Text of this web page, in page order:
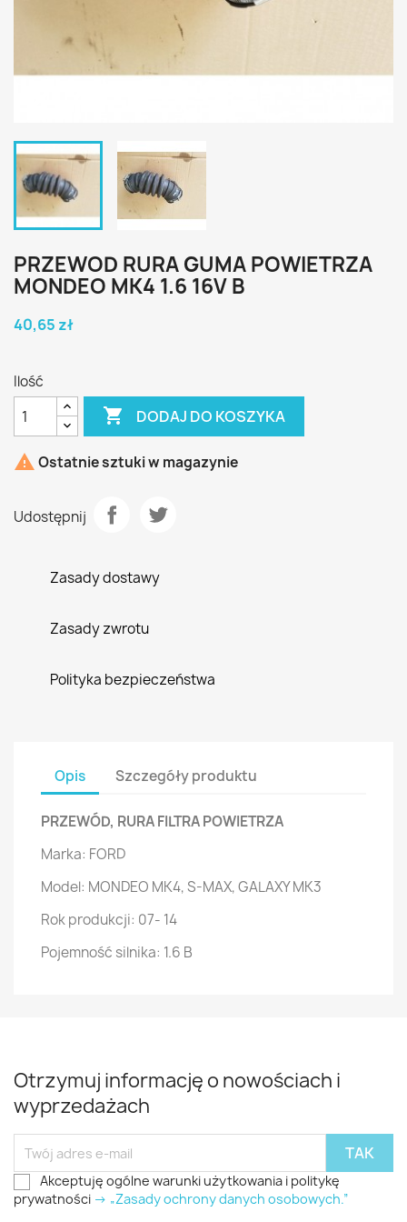
PRZEWOD RURA GUMA POWIETRZA
MONDEO MK4 1.6 16V B
40,65 zł
Ilość
 DODAJ DO KOSZYKA
 Ostatnie sztuki w magazynie
Udostępnij
Zasady dostawy
Zasady zwrotu
Polityka bezpieczeństwa
Opis Szczegóły produktu
PRZEWÓD, RURA FILTRA POWIETRZA
Marka: FORD
Model: MONDEO MK4, S-MAX, GALAXY MK3
Rok produkcji: 07- 14
Pojemność silnika: 1.6 B
Otrzymuj informację o nowościach i
wyprzedażach
Akceptuję ogólne warunki użytkowania i politykę
prywatności -> „Zasady ochrony danych osobowych.”